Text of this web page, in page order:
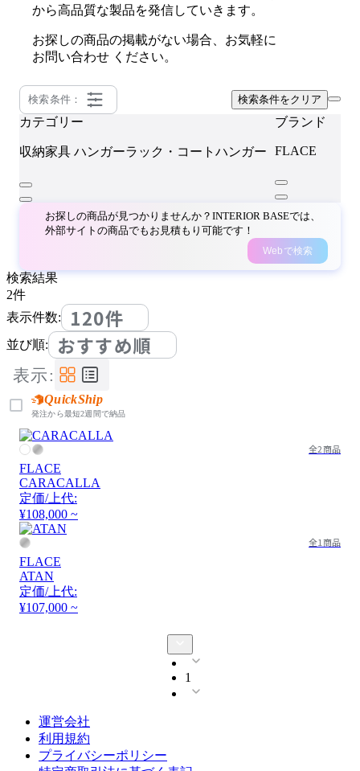
から高品質な製品を発信していきます。
お探しの商品の掲載がない場合、お気軽に
お問い合わせ ください。
検索条件： 検索条件をクリア
カテゴリー
収納家具 ハンガーラック・コートハンガー
ブランド
FLACE
お探しの商品が見つかりませんか？INTERIOR BASEでは、
外部サイトの商品でもお見積もり可能です！
Webで検索
検索結果
2件
表示件数:
120件
並び順: おすすめ順
表示:
QuickShip
発注から最短2週間で納品
全2商品
FLACE
CARACALLA
定価/上代:
¥108,000 ~
全1商品
FLACE
ATAN
定価/上代:
¥107,000 ~
1
運営会社
利用規約
プライバシーポリシー